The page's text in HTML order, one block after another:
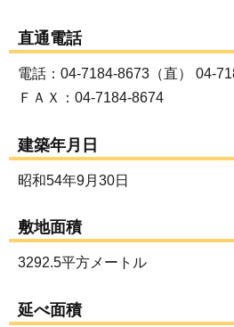
直通電話
電話：04-7184-8673（直） 04-
ＦＡＸ：04-7184-8674
建築年月日
昭和54年9月30日
敷地面積
3292.5平方メートル
延べ面積